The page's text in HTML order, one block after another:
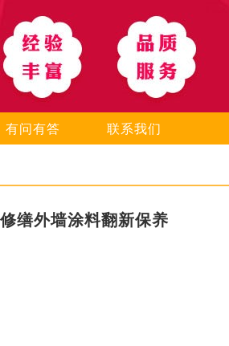
有问有答 联系我们
缮外墙涂料翻新保养